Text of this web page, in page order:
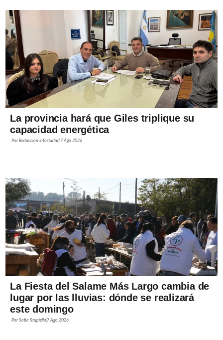
La provincia hará que Giles triplique su
capacidad energética
PorRedacción Infociudad 7 Ago 2026
La Fiesta del Salame Más Largo cambia de
lugar por las lluvias: dónde se realizará
este domingo
PorSofía Stupiello 7 Ago 2026